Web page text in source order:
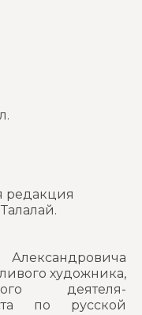
редакция
художника,
деятеля-
по русской